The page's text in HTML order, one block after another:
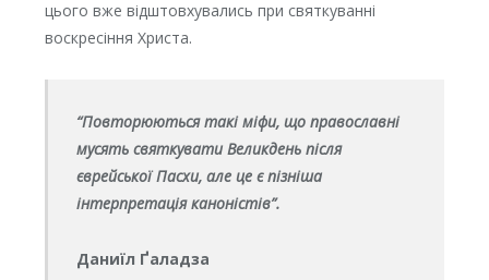
цього вже відштовхувались при святкуванні
воскресіння Христа.
“Повторюються такі міфи, що православні
мусять святкувати Великдень після
єврейської Пасхи, але це є пізніша
інтерпретація каноністів”.
Даниїл Ґаладза